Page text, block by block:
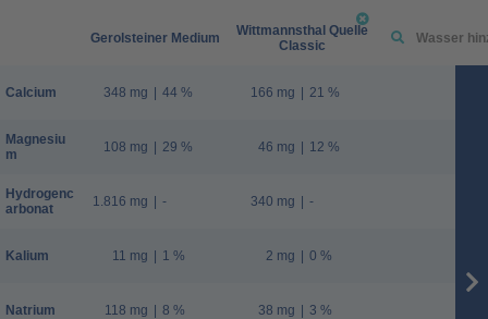
Calcium
Magnesiu
m
Hydrogenc
arbonat
Kalium
Natrium
Gerolsteiner Medium
348 mg | 44 %
108 mg | 29 %
1.816 mg | -
11 mg | 1 %
118 mg | 8 %
Wittmannsthal Quelle
Classic
166 mg | 21 %
46 mg | 12 %
340 mg | -
2 mg | 0 %
38 mg | 3 %